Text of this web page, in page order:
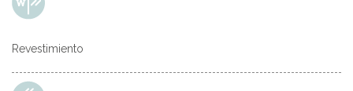
Revestimiento